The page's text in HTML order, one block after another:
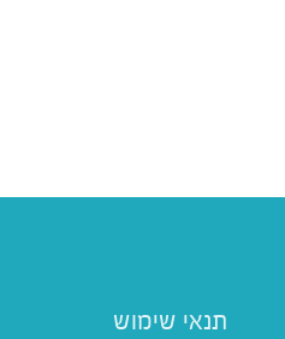
תנאי שימוש